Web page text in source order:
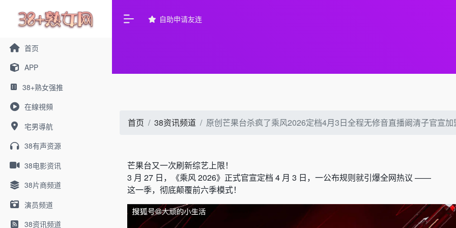
首页
APP
38+熟女强推
在線視頻
宅男導航
38有声资源
38电影资讯
38片商频道
演员频道
38资讯频道
自助申请友连
首页 38资讯频道 原创芒果台杀疯了乘风2026定档4月3日全程无修音直播阚清子官宣加
芒果台又一次刷新综艺上限！
3 月 27 日，《乘风 2026》正式官宣定档 4 月 3 日，一公布规则就引爆全网热议 ——
这一季，彻底颠覆前六季模式！